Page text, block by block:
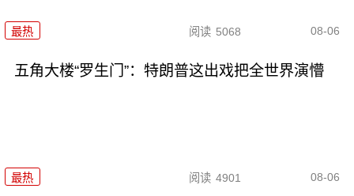
最热 阅读 5068 08-06
五角大楼“罗生门”：特朗普这出戏把全世界演懵
最热 阅读 4901 08-06